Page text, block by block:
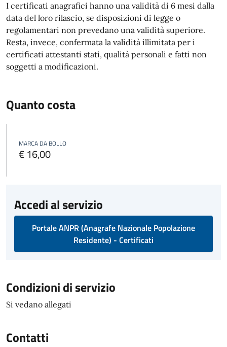
I certificati anagrafici hanno una validità di 6 mesi dalla
data del loro rilascio, se disposizioni di legge o
regolamentari non prevedano una validità superiore.
Resta, invece, confermata la validità illimitata per i
certificati attestanti stati, qualità personali e fatti non
soggetti a modificazioni.
Quanto costa
MARCA DA BOLLO
€ 16,00
Accedi al servizio
Portale ANPR (Anagrafe Nazionale Popolazione
Residente) - Certificati
Condizioni di servizio
Si vedano allegati
Contatti